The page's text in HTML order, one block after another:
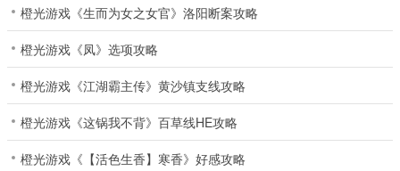
橙光游戏《生而为女之女官》洛阳断案攻略
橙光游戏《凤》选项攻略
橙光游戏《江湖霸主传》黄沙镇支线攻略
橙光游戏《这锅我不背》百草线HE攻略
橙光游戏《【活色生香】寒香》好感攻略